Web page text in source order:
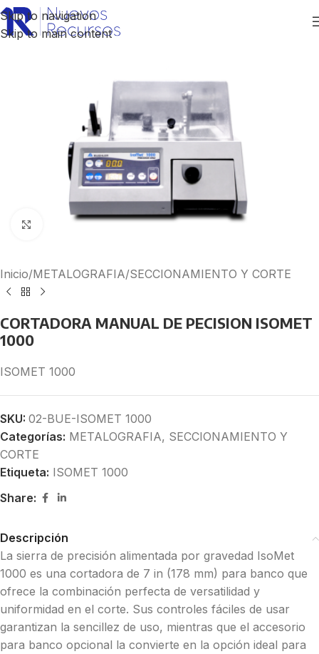
Skip to navigation
Skip to main content
Click to enlarge
Inicio/METALOGRAFIA/SECCIONAMIENTO Y CORTE
CORTADORA MANUAL DE PECISION ISOMET
1000
ISOMET 1000
SKU: 02-BUE-ISOMET 1000
Categorías: METALOGRAFIA, SECCIONAMIENTO Y
CORTE
Etiqueta: ISOMET 1000
Share:
Descripción
La sierra de precisión alimentada por gravedad IsoMet
1000 es una cortadora de 7 in (178 mm) para banco que
ofrece la combinación perfecta de versatilidad y
uniformidad en el corte. Sus controles fáciles de usar
garantizan la sencillez de uso, mientras que el accesorio
para banco opcional la convierte en la opción ideal para